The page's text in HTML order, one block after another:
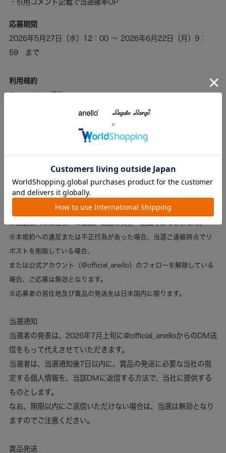
・引用コメント記載で当選確率UP
応募期間
2026年5月27日（水）12：00 ～ 2026年6月22日（月）9：
59 まで
利用規約
キャンペーン規約
株式会社キャロットカンパニー（以下、「キャロットカンパニ
ー」）が運営するキャンペーン「need bags? キャンペーン」
（以下、「本キャンペーン」）につきまして、下記詳細をご覧頂
賞品
anello® お出かけセット 30名様
※本規約への違反または不正行為があった場合、当選ご連絡時点でリ
ポストを削除している場合、
または公式アカウント（@official_anello）のフォローを解除している
場合、ご応募は無効となります。
※応募者の居住地及び賞品の発送先は日本国内に限ります。
当選通知
当選者の発表は、2026年7月上旬に@official_anelloからのDM送
信をもって代えさせていただきます。
当選者は、当選通知後7日以内に、賞品の発送に必要な当社の指
定する個人情報を、当該DMに返信する方法で、当社に提供する
ものとします。
なお、期限以内にご返信いただけない場合は、当選は無効となり
ますのでご注意ください。
賞品発送